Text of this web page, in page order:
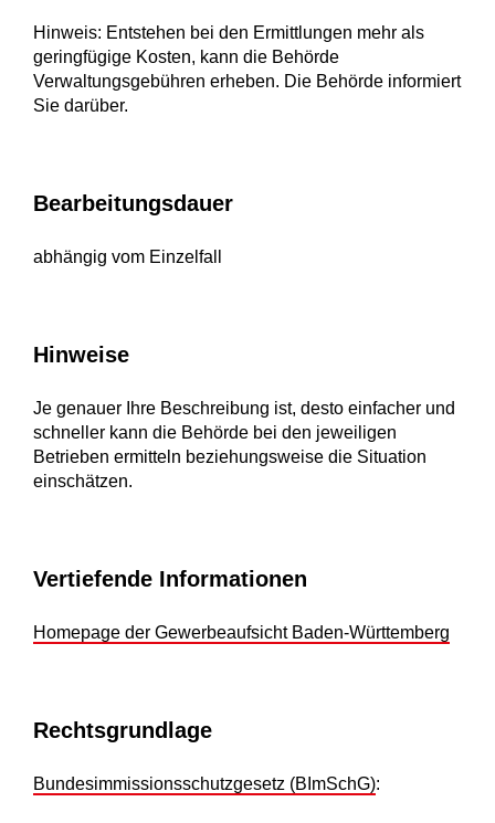
Hinweis: Entstehen bei den Ermittlungen mehr als
geringfügige Kosten, kann die Behörde
Verwaltungsgebühren erheben. Die Behörde informiert
Sie darüber.
Bearbeitungsdauer
abhängig vom Einzelfall
Hinweise
Je genauer Ihre Beschreibung ist, desto einfacher und
schneller kann die Behörde bei den jeweiligen
Betrieben ermitteln beziehungsweise die Situation
einschätzen.
Vertiefende Informationen
Homepage der Gewerbeaufsicht Baden-Württemberg
Rechtsgrundlage
Bundesimmissionsschutzgesetz (BImSchG):